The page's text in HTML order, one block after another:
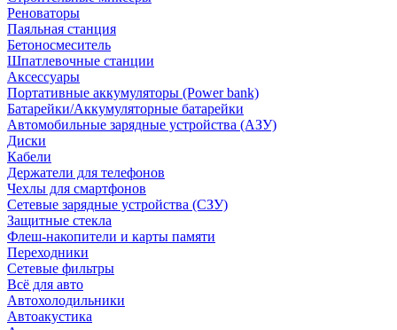
Реноваторы
Паяльная станция
Бетоносмеситель
Шпатлевочные станции
Аксессуары
Портативные аккумуляторы (Power bank)
Батарейки/Аккумуляторные батарейки
Автомобильные зарядные устройства (АЗУ)
Диски
Кабели
Держатели для телефонов
Чехлы для смартфонов
Сетевые зарядные устройства (СЗУ)
Защитные стекла
Флеш-накопители и карты памяти
Переходники
Сетевые фильтры
Всё для авто
Автохолодильники
Автоакустика